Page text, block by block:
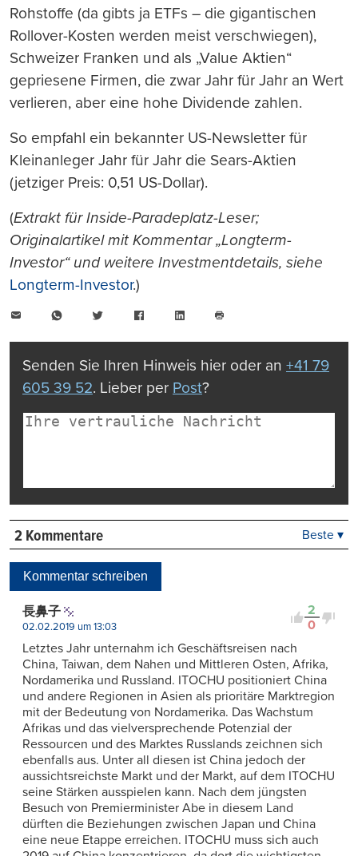
Rohstoffe (da gibts ja ETFs – die gigantischen
Rollover-Kosten werden meist verschwiegen),
Schweizer Franken und als „Value Aktien“
gepriesene Firmen, die zwar Jahr für Jahr an Wert
verlieren, aber eine hohe Dividende zahlen.
So empfahl ein bekannter US-Newsletter für
Kleinanleger Jahr für Jahr die Sears-Aktien
(jetziger Preis: 0,51 US-Dollar).
(Extrakt für Inside-Paradeplatz-Leser;
Originalartikel mit Kommentar „Longterm-
Investor“ und weitere Investmentdetails, siehe
Longterm-Investor.)
WhatsAppTwitter FacebookLinkedIn
drucken
Senden Sie Ihren Hinweis hier oder an +41 79
605 39 52. Lieber per Post?
2 Kommentare Beste ▾
Kommentar schreiben
2
0
長鼻子
02.02.2019 um 13:03
Letztes Jahr unternahm ich Geschäftsreisen nach
China, Taiwan, dem Nahen und Mittleren Osten, Afrika,
Nordamerika und Russland. ITOCHU positioniert China
und andere Regionen in Asien als prioritäre Marktregion
mit der Bedeutung von Nordamerika. Das Wachstum
Afrikas und das vielversprechende Potenzial der
Ressourcen und des Marktes Russlands zeichnen sich
ebenfalls aus. Unter all diesen ist China jedoch der
aussichtsreichste Markt und der Markt, auf dem ITOCHU
seine Stärken ausspielen kann. Nach dem jüngsten
Besuch von Premierminister Abe in diesem Land
dürften die Beziehungen zwischen Japan und China
eine neue Etappe erreichen. ITOCHU muss sich auch